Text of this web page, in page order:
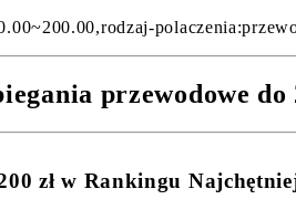
przewodowe do
zł w Rankingu